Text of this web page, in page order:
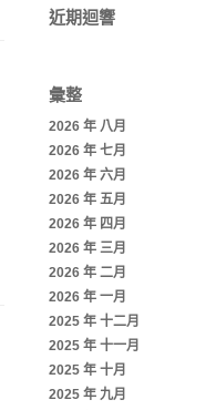
近期迴響
彙整
2026 年 八月
2026 年 七月
2026 年 六月
2026 年 五月
2026 年 四月
2026 年 三月
2026 年 二月
2026 年 一月
2025 年 十二月
2025 年 十一月
2025 年 十月
2025 年 九月